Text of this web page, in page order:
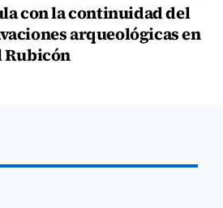
con la continuidad del
arqueológicas en
Rubicón